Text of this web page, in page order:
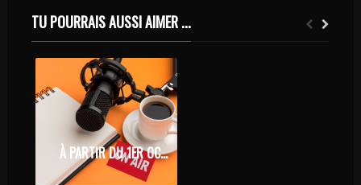
TU POURRAIS AUSSI AIMER ...
À PARTIR DU 1ER OCTOBRE 2020, DÉCOUVREZ NOS WEB RADIOS DIGITALES
ÉCOUTEZ NOUS SUR LES PLATEFORMES D’HÉBERGEMENTS RADIOPHONIQUES